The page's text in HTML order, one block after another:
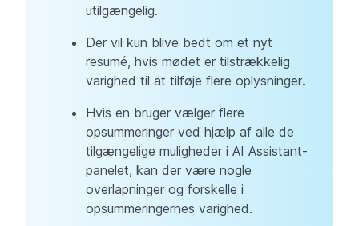
utilgængelig.
Der vil kun blive bedt om et nyt
resumé, hvis mødet er tilstrækkelig
varighed til at tilføje flere oplysninger.
Hvis en bruger vælger flere
opsummeringer ved hjælp af alle de
tilgængelige muligheder i AI Assistant-
panelet, kan der være nogle
overlapninger og forskelle i
opsummeringernes varighed.